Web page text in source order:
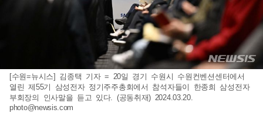
[수원=뉴시스] 김종택 기자 = 20일 경기 수원시 수원컨벤션센터에서
열린 제55기 삼성전자 정기주주총회에서 참석자들이 한종희 삼성전자
부회장의 인사말을 듣고 있다. (공동취재) 2024.03.20.
photo@newsis.com